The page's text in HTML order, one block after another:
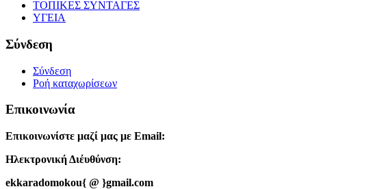
ΤΟΠΙΚΕΣ ΣΥΝΤΑΓΕΣ
ΥΓΕΙΑ
Σύνδεση
Σύνδεση
Ροή καταχωρίσεων
Επικοινωνία
Επικοινωνίστε μαζί μας με Email:
Ηλεκτρονική Διέυθύνση:
ekkaradomokou{ @ }gmail.com